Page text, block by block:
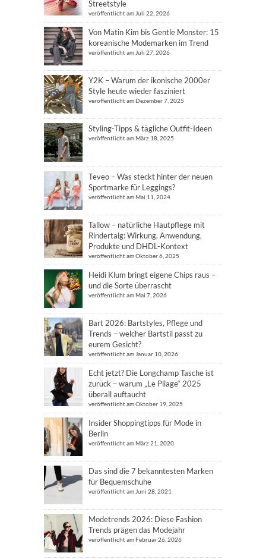
Streetstyle
veröffentlicht am Juli 22, 2026
Von Matin Kim bis Gentle Monster: 15
koreanische Modemarken im Trend
veröffentlicht am Juli 27, 2026
Y2K – Warum der ikonische 2000er
Style heute wieder fasziniert
veröffentlicht am Dezember 7, 2025
Styling-Tipps & tägliche Outfit-Ideen
veröffentlicht am März 18, 2025
Teveo – Was steckt hinter der neuen
Sportmarke für Leggings?
veröffentlicht am Mai 11, 2024
Tallow – natürliche Hautpflege mit
Rindertalg: Wirkung, Anwendung,
Produkte und DHDL-Kontext
veröffentlicht am Oktober 6, 2025
Heidi Klum bringt eigene Chips raus –
und die Sorte überrascht
veröffentlicht am Mai 7, 2026
Bart 2026: Bartstyles, Pflege und
Trends – welcher Bartstil passt zu
eurem Gesicht?
veröffentlicht am Januar 10, 2026
Echt jetzt? Die Longchamp Tasche ist
zurück – warum „Le Pliage“ 2025
überall auftaucht
veröffentlicht am Oktober 19, 2025
Insider Shoppingtipps für Mode in
Berlin
veröffentlicht am März 21, 2020
Das sind die 7 bekanntesten Marken
für Bequemschuhe
veröffentlicht am Juni 28, 2021
Modetrends 2026: Diese Fashion
Trends prägen das Modejahr
veröffentlicht am Februar 26, 2026